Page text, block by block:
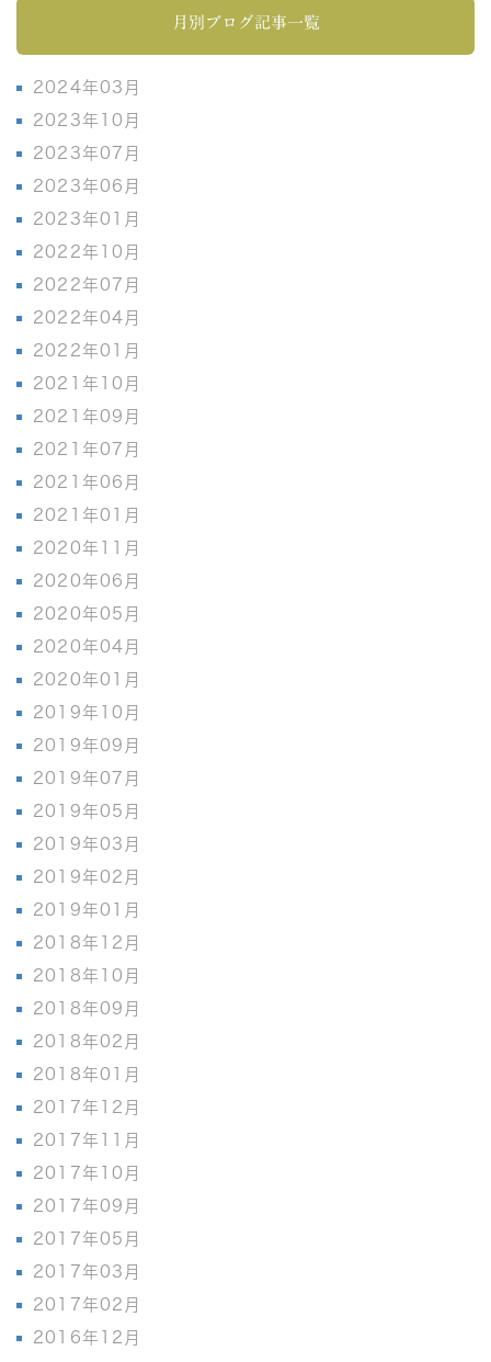
月別ブログ記事一覧
2024年03月
2023年10月
2023年07月
2023年06月
2023年01月
2022年10月
2022年07月
2022年04月
2022年01月
2021年10月
2021年09月
2021年07月
2021年06月
2021年01月
2020年11月
2020年06月
2020年05月
2020年04月
2020年01月
2019年10月
2019年09月
2019年07月
2019年05月
2019年03月
2019年02月
2019年01月
2018年12月
2018年10月
2018年09月
2018年02月
2018年01月
2017年12月
2017年11月
2017年10月
2017年09月
2017年05月
2017年03月
2017年02月
2016年12月